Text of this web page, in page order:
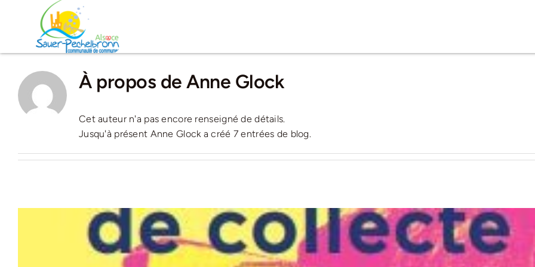
À propos deAnne Glock
Cet auteur n'a pas encore renseigné de détails.
Jusqu'à présent Anne Glock a créé 7 entrées de blog.